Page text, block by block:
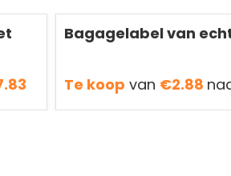
Bagagelabel van
Te koop van €2.88